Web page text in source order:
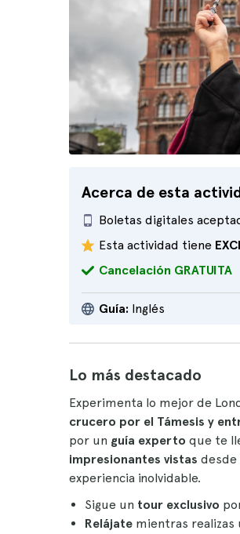
Acerca de esta
Boletas digitales
Esta actividad tiene
Cancelación GRATUITA
Guía: Inglés
Lo más destacado
Experimenta lo mejor de
crucero por el Támesis y
por un guía experto que te
impresionantes vistas desde
experiencia inolvidable.
Sigue un tour exclusivo
Relájate mientras realizas